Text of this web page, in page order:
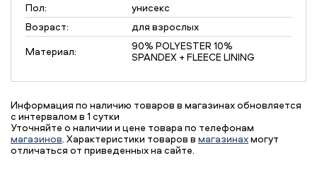
Пол:
унисекс
Возраст:
для взрослых
Материал:
90% POLYESTER 10%
SPANDEX + FLEECE LINING
Информация по наличию товаров в магазинах обновляется
с интервалом в 1 сутки
Уточняйте о наличии и цене товара по телефонам
магазинов. Характеристики товаров в магазинахмогут
отличаться от приведенных на сайте.